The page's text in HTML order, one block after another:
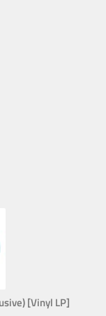
[Vinyl LP]